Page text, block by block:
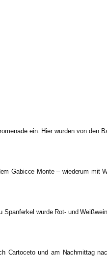
ein. Hier wurden von den
Gabicce Monte – wiederum mit
wurde Rot- und
Cartoceto und am Nachmittag